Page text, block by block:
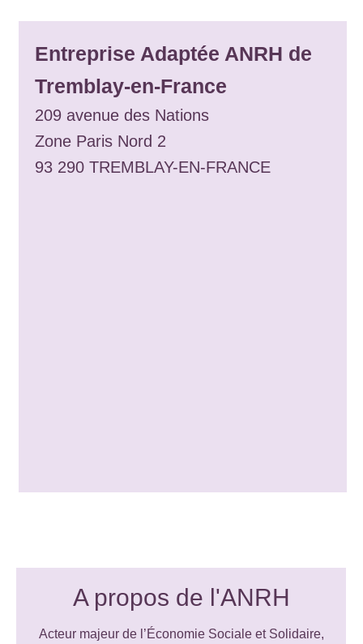
Entreprise Adaptée ANRH de
Tremblay-en-France
209 avenue des Nations
Zone Paris Nord 2
93 290 TREMBLAY-EN-FRANCE
A propos de l'ANRH
Acteur majeur de l’Économie Sociale et Solidaire,